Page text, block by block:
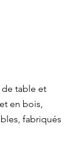
table et
en bois,
fabriqués